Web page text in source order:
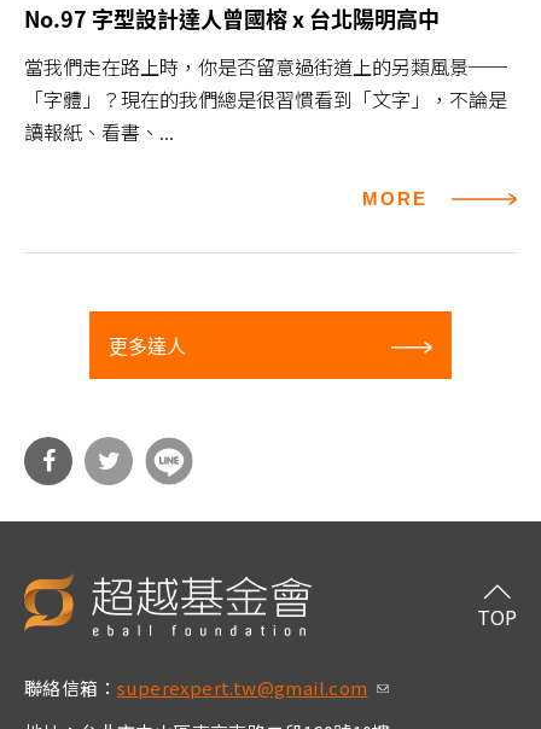
No.97 字型設計達人曾國榕 x 台北陽明高中
當我們走在路上時，你是否留意過街道上的另類風景──
「字體」？現在的我們總是很習慣看到「文字」，不論是
讀報紙、看書、...
MORE
更多達人
cebo
witt
聯絡信箱： superexpert.tw@gmail.com (link sends e-m
TOP